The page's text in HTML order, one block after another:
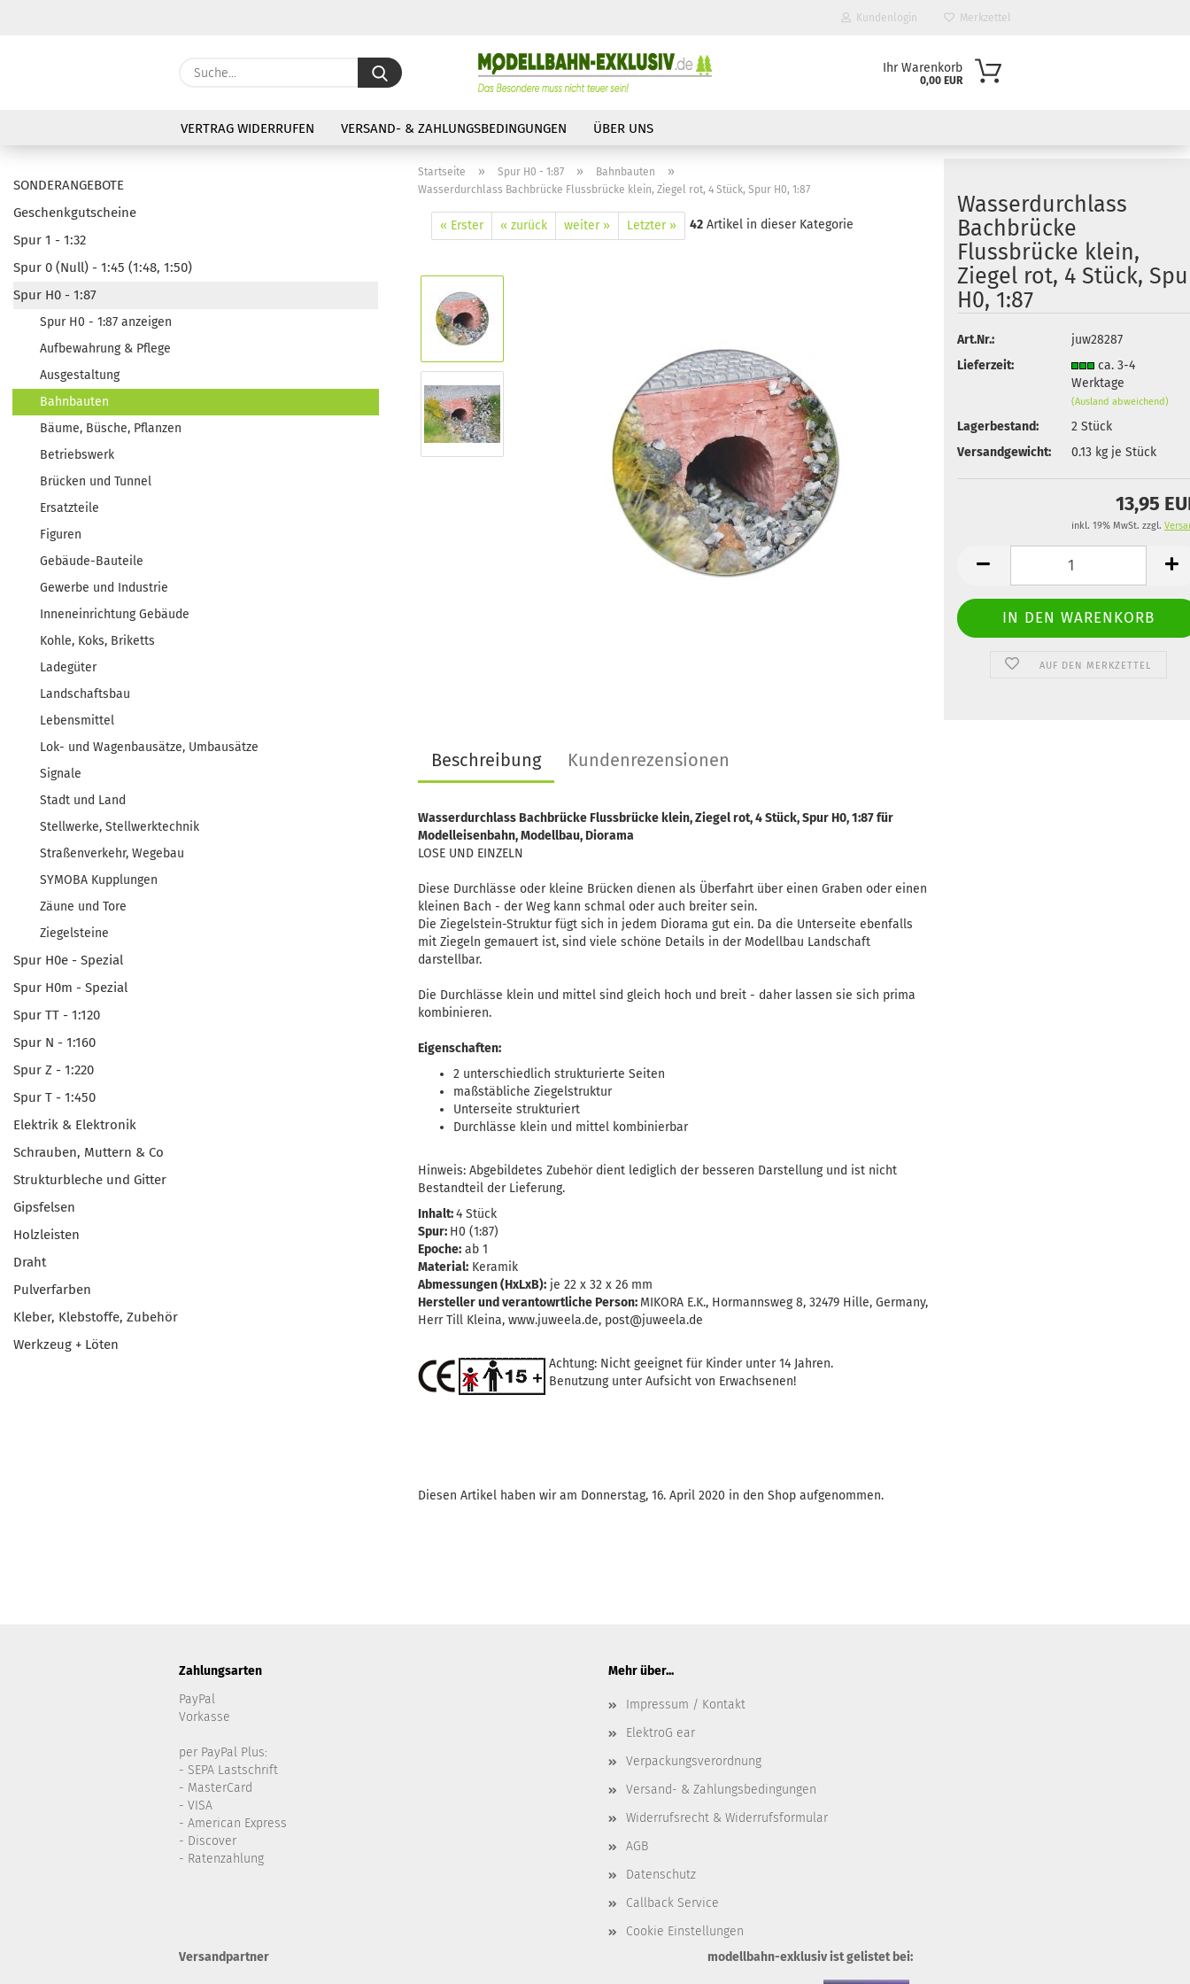
Kundenlogin Merkzettel
Suche... Ihr Warenkorb
0,00 EUR
VERTRAG WIDERRUFEN VERSAND- & ZAHLUNGSBEDINGUNGEN ÜBER UNS
Startseite » Spur H0 - 1:87 » Bahnbauten »
Wasserdurchlass Bachbrücke Flussbrücke klein, Ziegel rot, 4 Stück, Spur H0, 1:87
« Erster « zurück weiter » Letzter » 42Artikel in dieser Kategorie
Wasserdurchlass
Bachbrücke
Flussbrücke klein,
Ziegel rot, 4 Stück,
H0, 1:87
Art.Nr.:
juw28287
Lieferzeit:
ca. 3-4
Werktage
(Ausland abweichend)
Lagerbestand: 2 Stück
Versandgewicht:
0.13kg je Stück
13,95
inkl. 19% MwSt. zzgl.
AUF DEN MERKZETTEL
Beschreibung Kundenrezensionen
Wasserdurchlass Bachbrücke Flussbrücke klein, Ziegel rot, 4 Stück, Spur H0, 1:87 für
Modelleisenbahn, Modellbau, Diorama
LOSE UND EINZELN
Diese Durchlässe oder kleine Brücken dienen als Überfahrt über einen Graben oder einen
kleinen Bach - der Weg kann schmal oder auch breiter sein.
Die Ziegelstein-Struktur fügt sich in jedem Diorama gut ein. Da die Unterseite ebenfalls
mit Ziegeln gemauert ist, sind viele schöne Details in der Modellbau Landschaft
darstellbar.
Die Durchlässe klein und mittel sind gleich hoch und breit - daher lassen sie sich prima
kombinieren.
Eigenschaften:
2 unterschiedlich strukturierte Seiten
maßstäbliche Ziegelstruktur
Unterseite strukturiert
Durchlässe klein und mittel kombinierbar
Hinweis: Abgebildetes Zubehör dient lediglich der besseren Darstellung und ist nicht
Bestandteil der Lieferung.
Inhalt:4 Stück
Spur: H0 (1:87)
Epoche:ab 1
Material:Keramik
Abmessungen (HxLxB):je 22 x 32 x 26 mm
Hersteller und verantowrtliche Person: MIKORA E.K., Hormannsweg 8, 32479 Hille, Germany,
Herr Till Kleina, www.juweela.de, post@juweela.de
Achtung: Nicht geeignet für Kinder unter 14 Jahren.
Benutzung unter Aufsicht von Erwachsenen!
Diesen Artikel haben wir am Donnerstag, 16. April 2020 in den Shop aufgenommen.
SONDERANGEBOTE
Geschenkgutscheine
Spur 1 - 1:32
Spur 0 (Null) - 1:45 (1:48, 1:50)
Spur H0 - 1:87
Spur H0 - 1:87 anzeigen
Aufbewahrung & Pflege
Ausgestaltung
Bahnbauten
Bäume, Büsche, Pflanzen
Betriebswerk
Brücken und Tunnel
Ersatzteile
Figuren
Gebäude-Bauteile
Gewerbe und Industrie
Inneneinrichtung Gebäude
Kohle, Koks, Briketts
Ladegüter
Landschaftsbau
Lebensmittel
Lok- und Wagenbausätze, Umbausätze
Signale
Stadt und Land
Stellwerke, Stellwerktechnik
Straßenverkehr, Wegebau
SYMOBA Kupplungen
Zäune und Tore
Ziegelsteine
Spur H0e - Spezial
Spur H0m - Spezial
Spur TT - 1:120
Spur N - 1:160
Spur Z - 1:220
Spur T - 1:450
Elektrik & Elektronik
Schrauben, Muttern & Co
Strukturbleche und Gitter
Gipsfelsen
Holzleisten
Draht
Pulverfarben
Kleber, Klebstoffe, Zubehör
Werkzeug + Löten
Zahlungsarten
PayPal
Vorkasse
per PayPal Plus:
- SEPA Lastschrift
- MasterCard
- VISA
- American Express
- Discover
- Ratenzahlung
Mehr über...
Impressum / Kontakt
ElektroG ear
Verpackungsverordnung
Versand- & Zahlungsbedingungen
Widerrufsrecht & Widerrufsformular
AGB
Datenschutz
Callback Service
Cookie Einstellungen
Versandpartner
modellbahn-exklusiv ist gelistet bei: